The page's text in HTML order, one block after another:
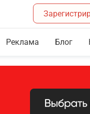
Реклама Блог